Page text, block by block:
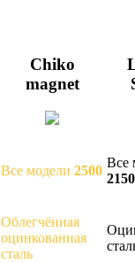
Chiko
magnet
Все модели 2500
Все
2150
Облегчённая
оцинкованная
сталь